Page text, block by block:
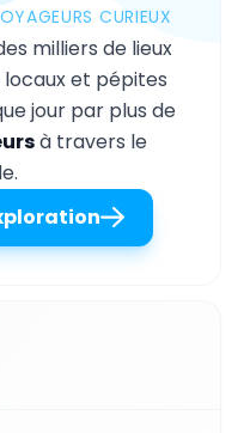
CURIEUX
milliers de lieux
et pépites
jour par plus de
à travers le